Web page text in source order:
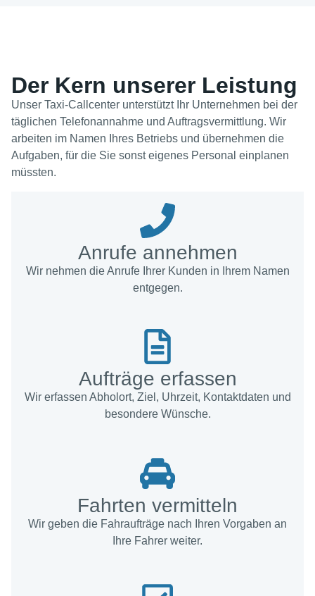
Der Kern unserer Leistung
Unser Taxi-Callcenter unterstützt Ihr Unternehmen bei der
täglichen Telefonannahme und Auftragsvermittlung. Wir
arbeiten im Namen Ihres Betriebs und übernehmen die
Aufgaben, für die Sie sonst eigenes Personal einplanen
müssten.
Anrufe annehmen
Wir nehmen die Anrufe Ihrer Kunden in Ihrem Namen
entgegen.
Aufträge erfassen
Wir erfassen Abholort, Ziel, Uhrzeit, Kontaktdaten und
besondere Wünsche.
Fahrten vermitteln
Wir geben die Fahraufträge nach Ihren Vorgaben an
Ihre Fahrer weiter.